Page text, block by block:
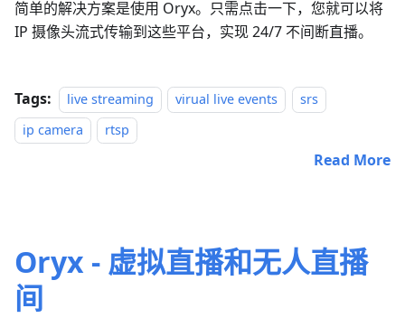
简单的解决方案是使用 Oryx。只需点击一下，您就可以将
IP 摄像头流式传输到这些平台，实现 24/7 不间断直播。
Tags: live streaming virual live events
srs
ip camera
rtsp
Read More
Oryx - 虚拟直播和无人直播
间